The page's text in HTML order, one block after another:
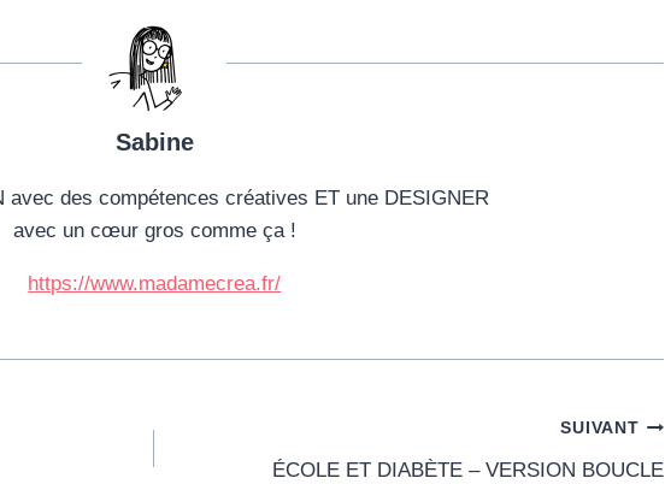
Sabine
avec des compétences créatives ET une DESIGNER
avec un cœur gros comme ça !
https://www.madamecrea.fr/
SUIVANT
ÉCOLE ET DIABÈTE – VERSION BOUCLE